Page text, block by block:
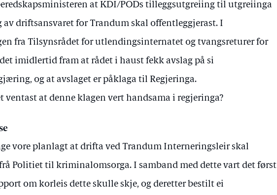
at KDI/PODs tilleggsutgreiing til utgreiinga
driftsansvaret for Trandum skal offentleggjerast. I
fra Tilsynsrådet for utlendingsinternatet og tvangsreturer for
imidlertid fram at rådet i haust fekk avslag på si
og at avslaget er påklaga til Regjeringa.
ventast at denne klagen vert handsama i regjeringa?
vore planlagt at drifta ved Trandum Interneringsleir skal
Politiet til kriminalomsorga. I samband med dette vart det først
om korleis dette skulle skje, og deretter bestilt ei